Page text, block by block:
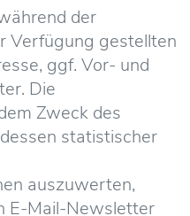
der
Verfügung gestellten
ggf. Vor- und
Die
Zweck des
statistischer
auszuwerten,
E-Mail-Newsletter